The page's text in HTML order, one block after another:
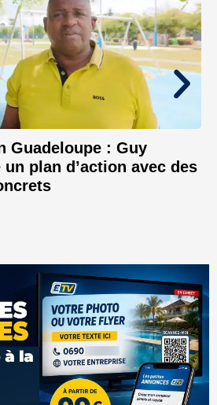
Guadeloupe : Guy
plan d’action avec des